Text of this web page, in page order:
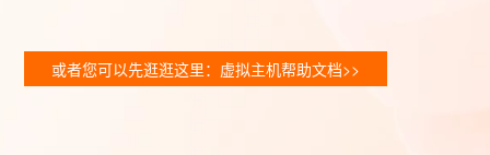
或者您可以先逛逛这里：虚拟主机帮助文档>>